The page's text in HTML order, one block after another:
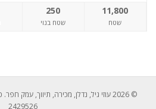
11,800
שטח
250
שטח בנוי
2429526